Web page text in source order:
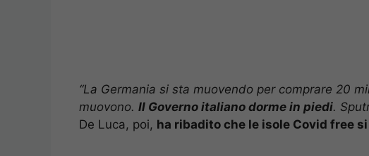
“La Germania si sta muovendo per comprare 20
muovono. Il Governo italiano dorme in piedi.
De Luca, poi, ha ribadito che le isole Covid free